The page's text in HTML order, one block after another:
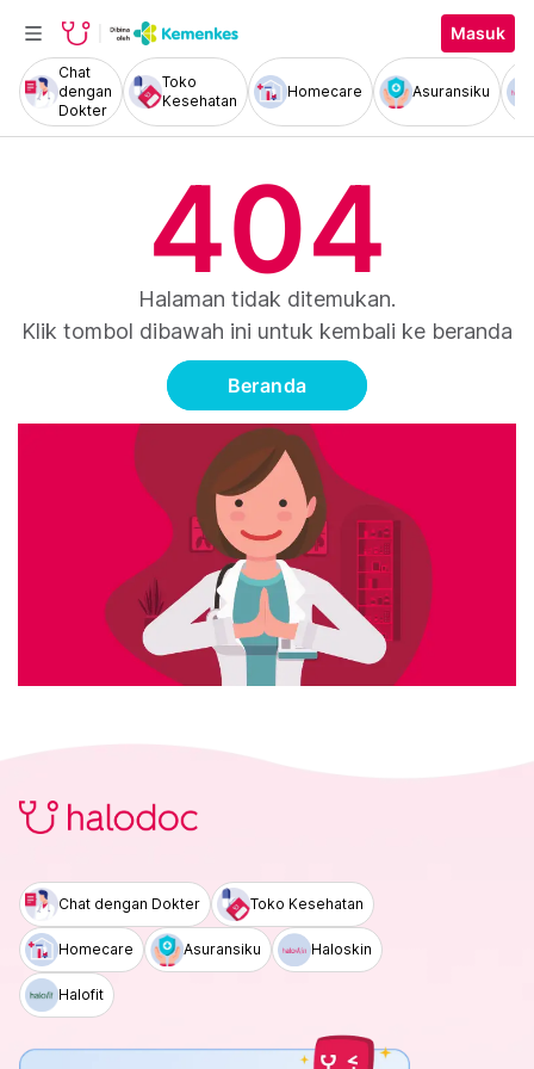
Masuk
Chat
dengan
Dokter
Toko
Kesehatan
Homecare Asuransiku
404
Halaman tidak ditemukan.
Klik tombol dibawah ini untuk kembali ke beranda
Beranda
Chat dengan Dokter Toko Kesehatan
Homecare Asuransiku Haloskin
Halofit